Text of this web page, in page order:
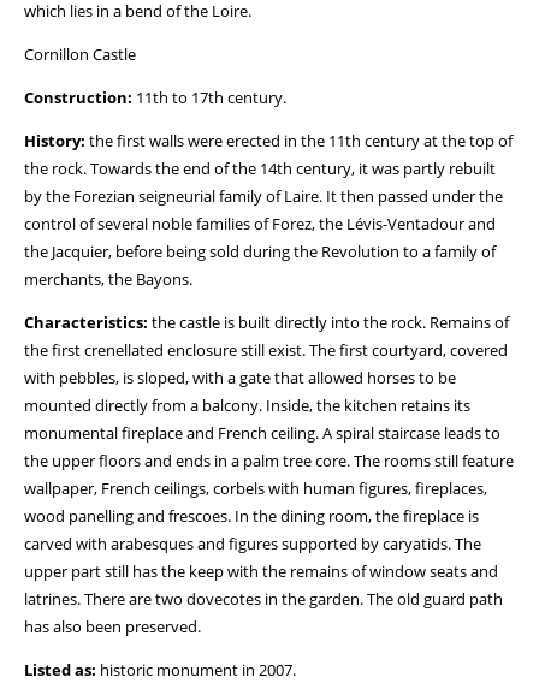
which lies in a bend of the Loire.
Cornillon Castle
Construction: 11th to 17th century.
History: the first walls were erected in the 11th century at the top of
the rock. Towards the end of the 14th century, it was partly rebuilt
by the Forezian seigneurial family of Laire. It then passed under the
control of several noble families of Forez, the Lévis-Ventadour and
the Jacquier, before being sold during the Revolution to a family of
merchants, the Bayons.
Characteristics: the castle is built directly into the rock. Remains of
the first crenellated enclosure still exist. The first courtyard, covered
with pebbles, is sloped, with a gate that allowed horses to be
mounted directly from a balcony. Inside, the kitchen retains its
monumental fireplace and French ceiling. A spiral staircase leads to
the upper floors and ends in a palm tree core. The rooms still feature
wallpaper, French ceilings, corbels with human figures, fireplaces,
wood panelling and frescoes. In the dining room, the fireplace is
carved with arabesques and figures supported by caryatids. The
upper part still has the keep with the remains of window seats and
latrines. There are two dovecotes in the garden. The old guard path
has also been preserved.
Listed as: historic monument in 2007.